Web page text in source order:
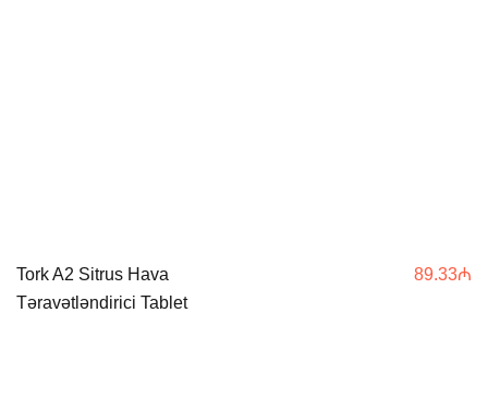
Tork A2 Sitrus Hava
Təravətləndirici Tablet
89.33₼